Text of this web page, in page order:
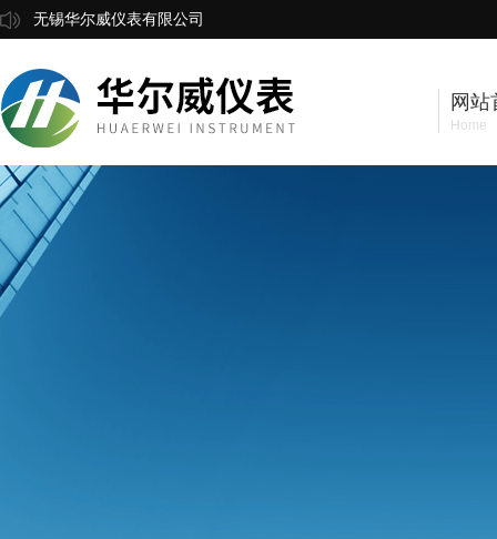
无锡华尔威仪表有限公司
网站
Home